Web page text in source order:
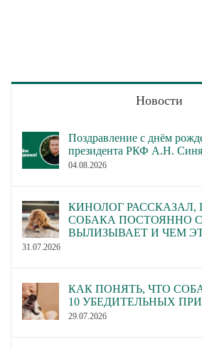
Новости
Поздравление с днём
президента РКФ А.Н.
04.08.2026
КИНОЛОГ РАССКАЗАЛ,
СОБАКА ПОСТОЯННО
ВЫЛИЗЫВАЕТ И ЧЕМ
31.07.2026
КАК ПОНЯТЬ, ЧТО
10 УБЕДИТЕЛЬНЫХ
29.07.2026